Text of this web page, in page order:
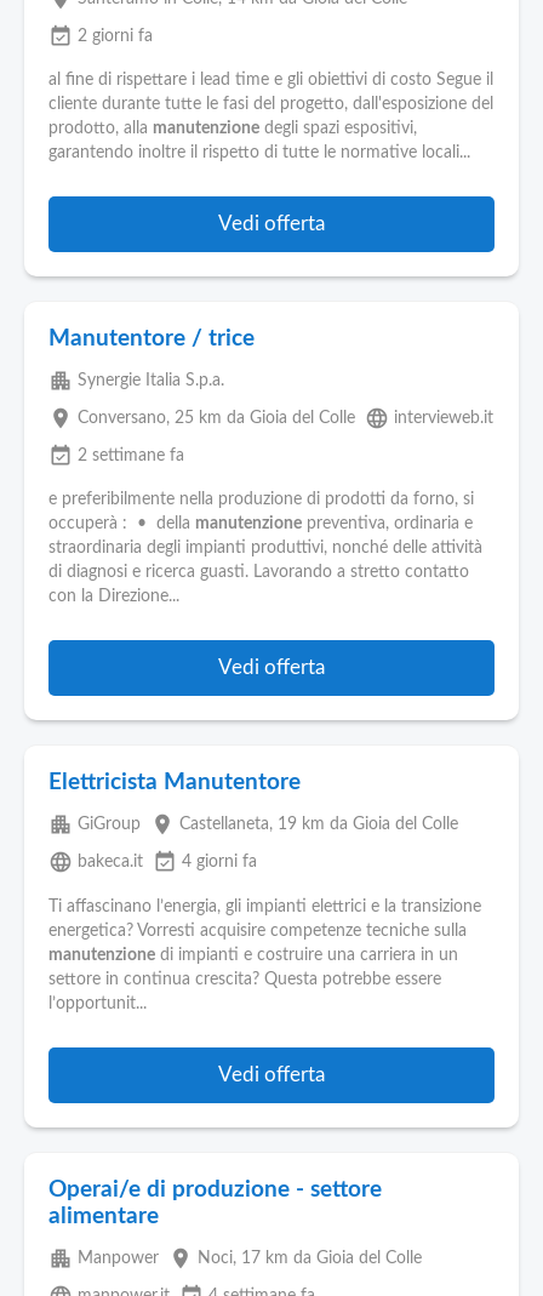
event_available 2 giorni fa
al fine di rispettare i lead time e gli obiettivi di costo Segue il
cliente durante tutte le fasi del progetto, dall'esposizione del
prodotto, alla manutenzione degli spazi espositivi,
garantendo inoltre il rispetto di tutte le normative locali...
Vedi offerta
Manutentore / trice
apartment Synergie Italia S.p.a.
place Conversano, 25 km da Gioia del Colle language intervieweb.it
event_available 2 settimane fa
e preferibilmente nella produzione di prodotti da forno, si
occuperà : • della manutenzione preventiva, ordinaria e
straordinaria degli impianti produttivi, nonché delle attività
di diagnosi e ricerca guasti. Lavorando a stretto contatto
con la Direzione...
Vedi offerta
Elettricista Manutentore
apartment GiGroup place Castellaneta, 19 km da Gioia del Colle
language bakeca.it event_available 4 giorni fa
Ti affascinano l’energia, gli impianti elettrici e la transizione
energetica? Vorresti acquisire competenze tecniche sulla
manutenzione di impianti e costruire una carriera in un
settore in continua crescita? Questa potrebbe essere
l’opportunit...
Vedi offerta
Operai/e di produzione - settore
alimentare
apartment Manpower place Noci, 17 km da Gioia del Colle